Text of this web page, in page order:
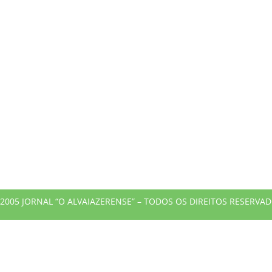
JORNAL “O ALVAIAZERENSE” – TODOS OS DIREITOS